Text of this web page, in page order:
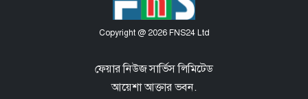
Copyright @ 2026 FNS24 Ltd
ফেয়ার নিউজ সার্ভিস লিমিটেড
আয়েশা আক্তার ভবন.